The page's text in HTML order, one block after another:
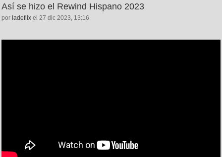
Así se hizo el Rewind Hispano 2023
por ladeflix el 27 dic 2023, 13:16